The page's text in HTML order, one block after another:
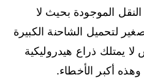
الموجودة بحيث لا
لتحميل الشاحنة الكبيرة
يمتلك ذراع هيدروليكية
أكبر الأخطاء.